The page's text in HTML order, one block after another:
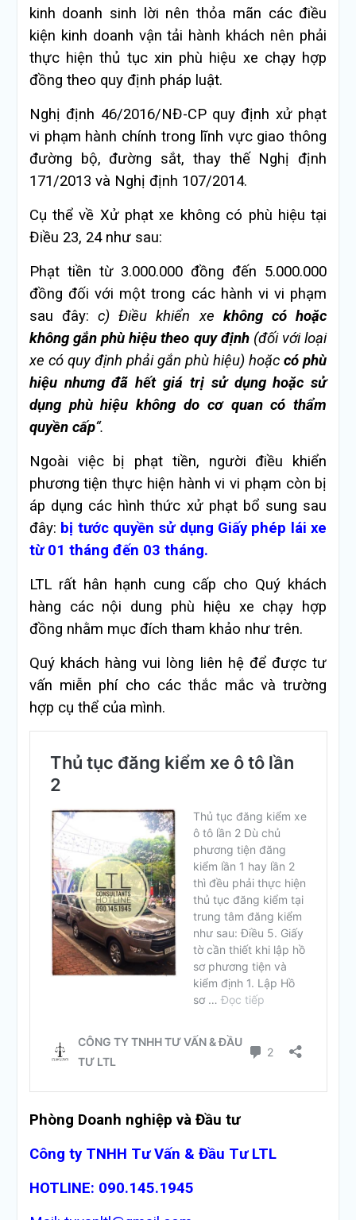
kinh doanh sinh lời nên thỏa mãn các điều
kiện kinh doanh vận tải hành khách nên phải
thực hiện thủ tục xin phù hiệu xe chạy hợp
đồng theo quy định pháp luật.
Nghị định 46/2016/NĐ-CP quy định xử phạt
vi phạm hành chính trong lĩnh vực giao thông
đường bộ, đường sắt, thay thế Nghị định
171/2013 và Nghị định 107/2014.
Cụ thể về Xử phạt xe không có phù hiệu tại
Điều 23, 24 như sau:
Phạt tiền từ 3.000.000 đồng đến 5.000.000
đồng đối với một trong các hành vi vi phạm
sau đây:c) Điều khiển xe không có hoặc
không gắn phù hiệu theo quy định(đối với loại
xe có quy định phải gắn phù hiệu) hoặccó phù
hiệu nhưng đã hết giá trị sử dụng hoặc sử
dụng phù hiệu không do cơ quan có thẩm
quyền cấp“.
Ngoài việc bị phạt tiền, người điều khiển
phương tiện thực hiện hành vi vi phạm còn bị
áp dụng các hình thức xử phạt bổ sung sau
đây: bị tước quyền sử dụng Giấy phép lái xe
từ 01 tháng đến 03 tháng.
LTL rất hân hạnh cung cấp cho Quý khách
hàng các nội dung phù hiệu xe chạy hợp
đồng nhằm mục đích tham khảo như trên.
Quý khách hàng vui lòng liên hệ để được tư
vấn miễn phí cho các thắc mắc và trường
hợp cụ thể của mình.
Phòng Doanh nghiệp và Đầu tư
Công ty TNHH Tư Vấn & Đầu Tư LTL
HOTLINE: 090.145.1945